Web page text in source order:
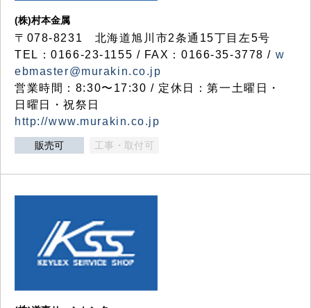
(株)村本金属
〒078-8231 北海道旭川市2条通15丁目左5号
TEL：0166-23-1155 / FAX：0166-35-3778 / w
ebmaster@murakin.co.jp
営業時間：8:30〜17:30 / 定休日：第一土曜日・
日曜日・祝祭日
http://www.murakin.co.jp
販売可 工事・取付可